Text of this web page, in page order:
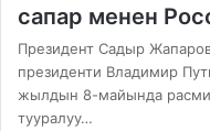
сапар менен
Президент Садыр
президенти Владимир
жылдын 8-майында
тууралуу…